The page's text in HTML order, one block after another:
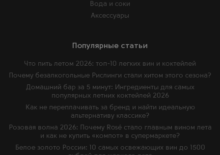
Вода и соки
Аксессуары
Популярные статьи
Что пить летом 2026: топ-10 легких вин и коктейлей
Почему безалкогольные Рислинги стали хитом этого сезона?
Домашний бар за 5 минут: Ингредиенты для самых
популярных летних коктейлей 2026
Как не переплачивать за бренд и найти идеальную
альтернативу классике?
Розовая волна 2026: Почему Rosé стало главным вином лета
и как не купить «компот» в супермаркете?
Белое золото России: 10 самых освежающих вин до 1500